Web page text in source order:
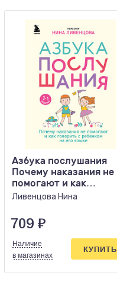
Азбука послушания
Почему наказания не
помогают и как
говорить с ребенком
Ливенцова Нина
709 ₽
Наличие
в магазинах
КУПИТЬ